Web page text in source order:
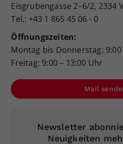
Eisgrubengasse 2–6/2, 2334
Tel.: +43 1 865 45 06 - 0
Öffnungszeiten:
Montag bis Donnerstag: 9:00
Freitag: 9:00 – 13:00 Uhr
Mail
Newsletter
Neuigkeiten